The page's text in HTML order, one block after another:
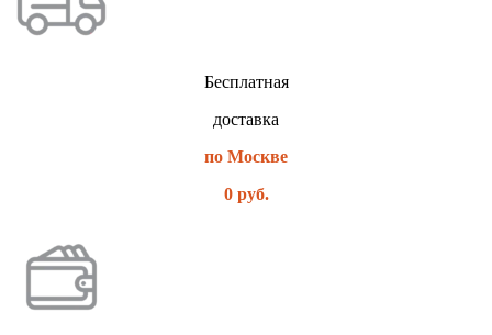
Бесплатная
доставка
по Москве
0 руб.